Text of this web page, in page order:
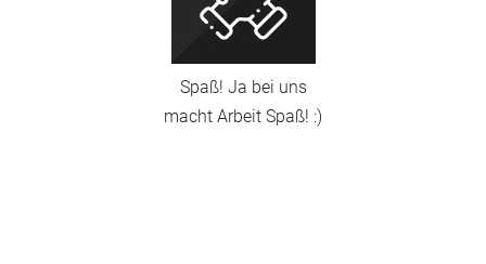
Spaß! Ja bei uns
macht Arbeit Spaß! :)